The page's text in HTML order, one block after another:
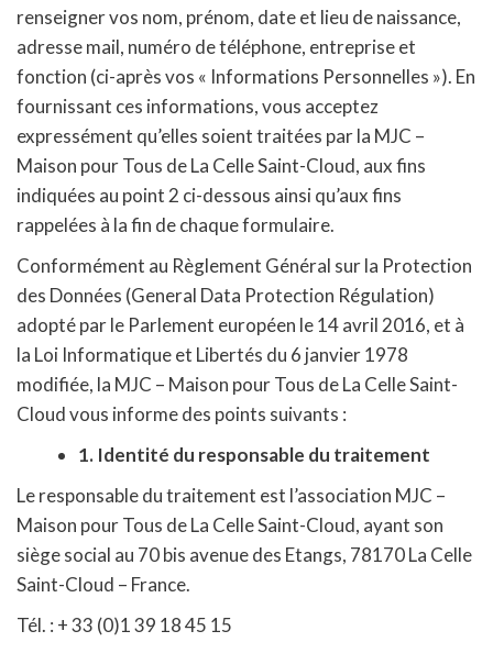
renseigner vos nom, prénom, date et lieu de naissance,
adresse mail, numéro de téléphone, entreprise et
fonction (ci-après vos « Informations Personnelles »). En
fournissant ces informations, vous acceptez
expressément qu’elles soient traitées par la MJC –
Maison pour Tous de La Celle Saint-Cloud, aux fins
indiquées au point 2 ci-dessous ainsi qu’aux fins
rappelées à la fin de chaque formulaire.
Conformément au Règlement Général sur la Protection
des Données (General Data Protection Régulation)
adopté par le Parlement européen le 14 avril 2016, et à
la Loi Informatique et Libertés du 6 janvier 1978
modifiée, la MJC – Maison pour Tous de La Celle Saint-
Cloud vous informe des points suivants :
1. Identité du responsable du traitement
Le responsable du traitement est l’association MJC –
Maison pour Tous de La Celle Saint-Cloud, ayant son
siège social au 70 bis avenue des Etangs, 78170 La Celle
Saint-Cloud – France.
Tél. : + 33 (0)1 39 18 45 15